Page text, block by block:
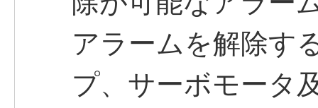
アラームを解除す
プ、サーボモータ